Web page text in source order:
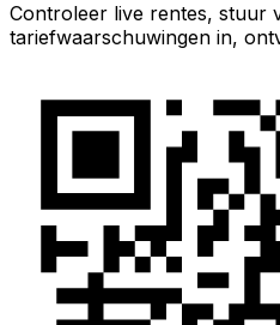
Controleer live rentes, stuur
tariefwaarschuwingen in,